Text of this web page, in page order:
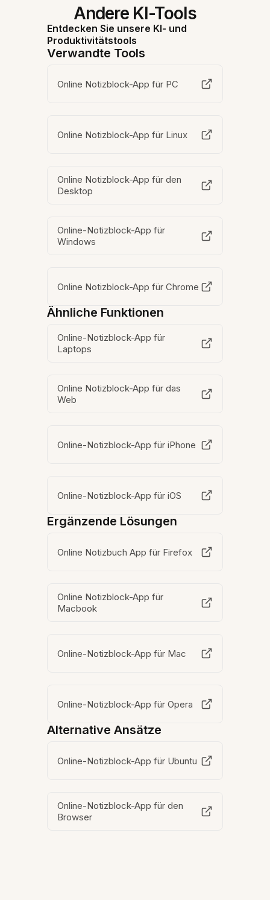
Andere KI-Tools
Entdecken Sie unsere KI- und
Produktivitätstools
Verwandte Tools
Online Notizblock-App für PC
Online Notizblock-App für Linux
Online Notizblock-App für den
Desktop
Online-Notizblock-App für
Windows
Online Notizblock-App für Chrome
Ähnliche Funktionen
Online-Notizblock-App für
Laptops
Online Notizblock-App für das
Web
Online-Notizblock-App für iPhone
Online-Notizblock-App für iOS
Ergänzende Lösungen
Online Notizbuch App für Firefox
Online Notizblock-App für
Macbook
Online-Notizblock-App für Mac
Online-Notizblock-App für Opera
Alternative Ansätze
Online-Notizblock-App für Ubuntu
Online-Notizblock-App für den
Browser